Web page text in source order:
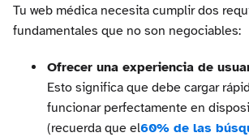
Tu web médica necesita cumplir dos
fundamentales que no son negociables:
Ofrecer una experiencia de
Esto significa que debe cargar
funcionar perfectamente en
(recuerda que el60% de las